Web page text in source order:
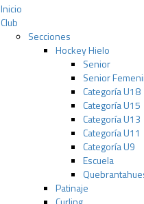
Inicio
Club
Secciones
Hockey Hielo
Senior
Senior
Categoría U18
Categoría U15
Categoría U13
Categoría U11
Categoría U9
Escuela
Patinaje